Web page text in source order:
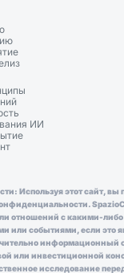
ИИ
Используя этот сайт,
отношений с какими-
или событиями, если это
информационный
или инвестиционной
исследование